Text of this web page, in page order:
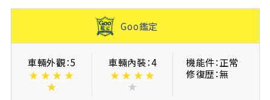
Goo鑑定
車輛外觀：5
★ ★ ★ ★
★
車輛內裝：4
★ ★ ★ ★
★
機能件：正常
修復歴：無